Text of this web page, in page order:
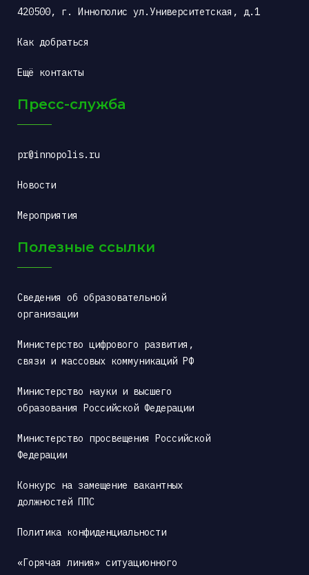
420500, г. Иннополис ул.Университетская, д.1
Как добраться
Ещё контакты
Пресс-служба
pr@innopolis.ru
Новости
Мероприятия
Полезные ссылки
Сведения об образовательной
организации
Министерство цифрового развития,
связи и массовых коммуникаций РФ
Министерство науки и высшего
образования Российской Федерации
Министерство просвещения Российской
Федерации
Конкурс на замещение вакантных
должностей ППС
Политика конфиденциальности
«Горячая линия» ситуационного